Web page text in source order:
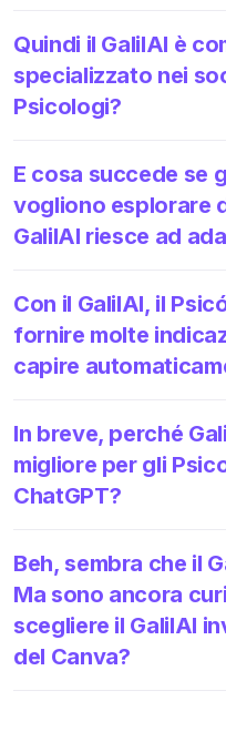
Quindi il GalilAI è
specializzato nei
Psicologi?
E cosa succede se
vogliono esplorare
GalilAI riesce ad
Con il GalilAI, il
fornire molte
capire
In breve, perché
migliore per gli
ChatGPT?
Beh, sembra che il
Ma sono ancora
scegliere il GalilAI
del Canva?